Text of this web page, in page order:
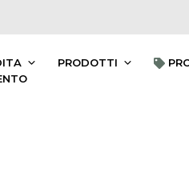
PRODOTTI